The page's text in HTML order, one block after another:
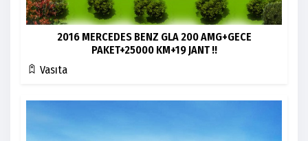
2016 MERCEDES BENZ GLA 200 AMG+GECE
PAKET+25000 KM+19 JANT !!
Vasıta